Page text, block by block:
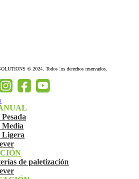
© 2024. Todos los derechos reservados.
Media
Ligera
de paletización